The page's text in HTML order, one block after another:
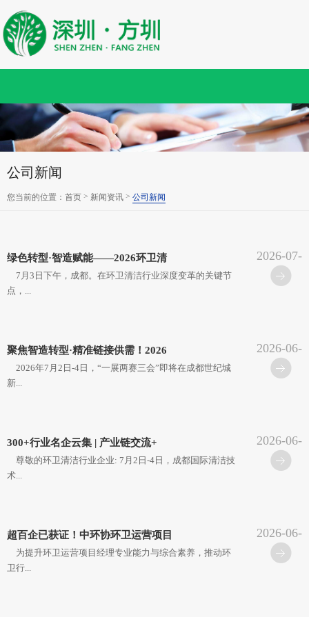
公司新闻
您当前的位置： 首页 > 新闻资讯 > 公司新闻
绿色转型·智造赋能——2026环卫清
7月3日下午，成都。在环卫清洁行业深度变革的关键节
点，...
2026-07-
07
聚焦智造转型·精准链接供需！2026
2026年7月2日-4日，“一展两赛三会”即将在成都世纪城
新...
2026-06-
30
300+行业名企云集 | 产业链交流+
尊敬的环卫清洁行业企业: 7月2日-4日，成都国际清洁技
术...
2026-06-
22
超百企已获证！中环协环卫运营项目
为提升环卫运营项目经理专业能力与综合素养，推动环
卫行...
2026-06-
15